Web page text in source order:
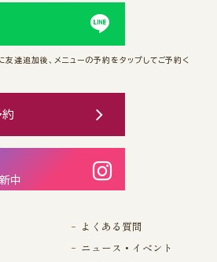
達追加後、メニューの予約をタップしてご予約く
約
中
よくある質問
ニュース・イベント